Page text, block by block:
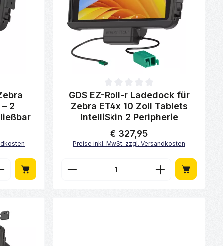
um die Anzahl zu erhöhen oder
oder benutze die Schaltflächen um
0 von 5 Sternen
2
den gewünschten Wert ein oder
Durchschnittliche Bewertung von 0 von 5 Sternen
GDS EZ-Roll-r Ladedock für
Zebra ET4x 10 Zoll Tablets
IntelliSkin 2 Peripherie
Regulärer Preis:
€ 327,95
Preise inkl. MwSt. zzgl. Versandkosten
Produkt Anzahl: Gib den